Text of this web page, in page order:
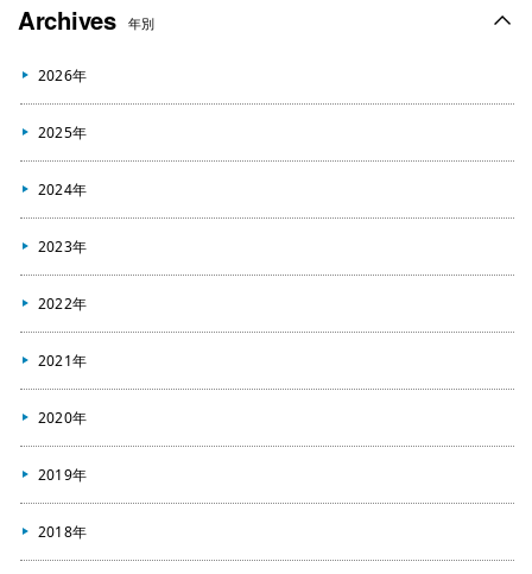
Archives 年別
2026年
2025年
2024年
2023年
2022年
2021年
2020年
2019年
2018年